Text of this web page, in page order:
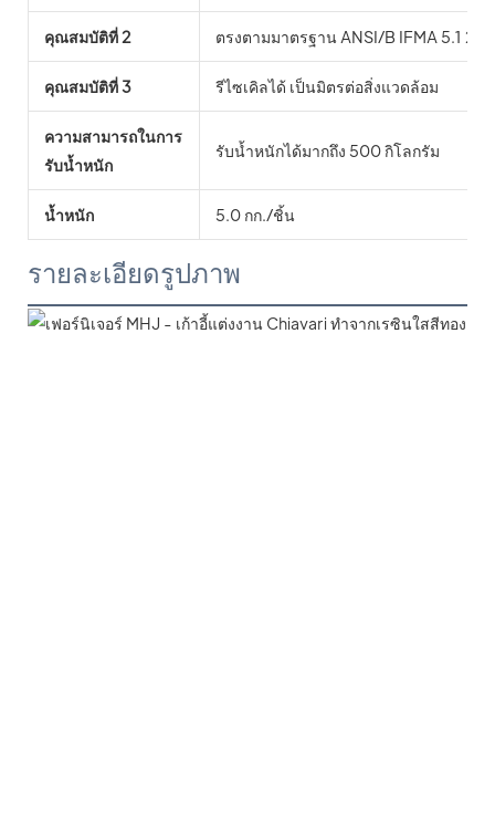
คุณสมบัติที่ 2 ตรงตามมาตรฐาน ANSI/B IFMA 5.1
คุณสมบัติที่ 3 รีไซเคิลได้ เป็นมิตรต่อสิ่งแวดล้อม
ความสามารถในการ
รับน้ำหนัก
รับน้ำหนักได้มากถึง 500 กิโลกรัม
น้ำหนัก 5.0 กก./ชิ้น
รายละเอียดรูปภาพ